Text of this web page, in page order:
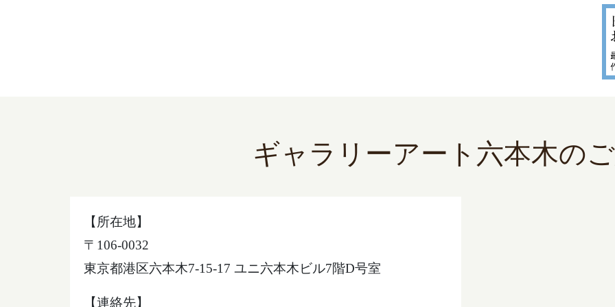
ギャラリーアート六本木の
【所在地】
〒106-0032
東京都港区六本木7-15-17 ユニ六本木ビル7階D号室
【連絡先】